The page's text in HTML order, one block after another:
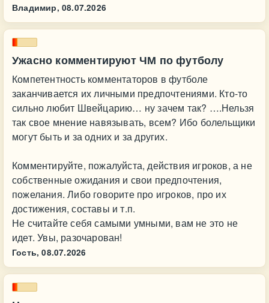
Владимир, 08.07.2026
Ужасно комментируют ЧМ по футболу
Компетентность комментаторов в футболе
заканчивается их личными предпочтениями. Кто-то
сильно любит Швейцарию… ну зачем так? ….Нельзя
так свое мнение навязывать, всем? Ибо болельщики
могут быть и за одних и за других.
Комментируйте, пожалуйста, действия игроков, а не
собственные ожидания и свои предпочтения,
пожелания. Либо говорите про игроков, про их
достижения, составы и т.п.
Не считайте себя самыми умными, вам не это не
идет. Увы, разочарован!
Гость, 08.07.2026